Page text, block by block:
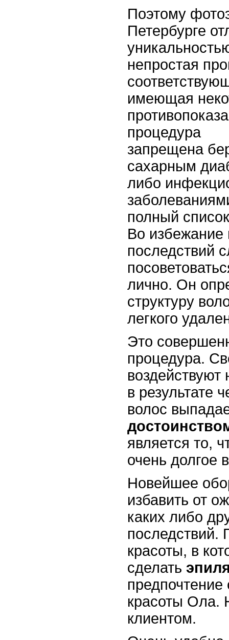
Поэтому
Петербурге
непростая
имеющая
процедура
запрещена
сахарным
либо
полный
Во избежание
последствий
лично. Он
структуру
легкого
Это
процедура.
воздействуют
в результате
волос
является то,
очень долгое
Новейшее
избавить от
каких либо
последствий.
красоты, в
сделать
предпочтение
красоты Ола.
клиентом.